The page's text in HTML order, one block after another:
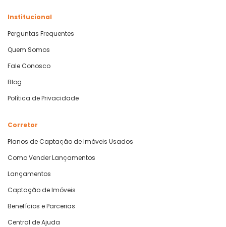
Institucional
Perguntas Frequentes
Quem Somos
Fale Conosco
Blog
Política de Privacidade
Corretor
Planos de Captação de Imóveis Usados
Como Vender Lançamentos
Lançamentos
Captação de Imóveis
Benefícios e Parcerias
Central de Ajuda